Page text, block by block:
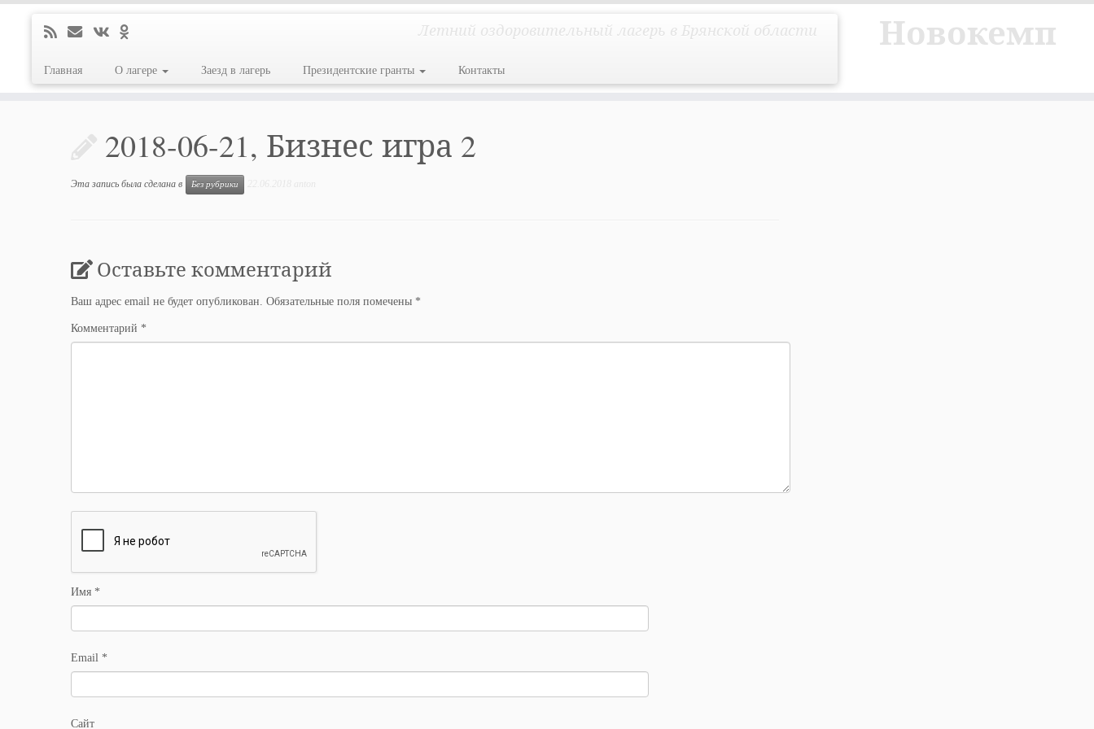
Новокемп
Летний оздоровительный лагерь в Брянской области
Главная О лагере Заезд в лагерь Президентские гранты Контакты
2018-06-21, Бизнес игра 2
Эта запись была сделана в Без рубрики
Оставьте комментарий
Ваш адрес email не будет опубликован. Обязательные поля помечены *
Комментарий *
Имя *
Email *
Сайт